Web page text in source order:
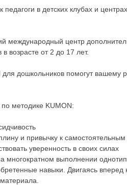
педагоги в детских клубах и
международный центр
возрасте от 2 до 17 лет.
дошкольников помогут вашему
методике KUMON:
и привычку к
уверенность в своих силах
многократном выполнении
навыки. Двигаясь